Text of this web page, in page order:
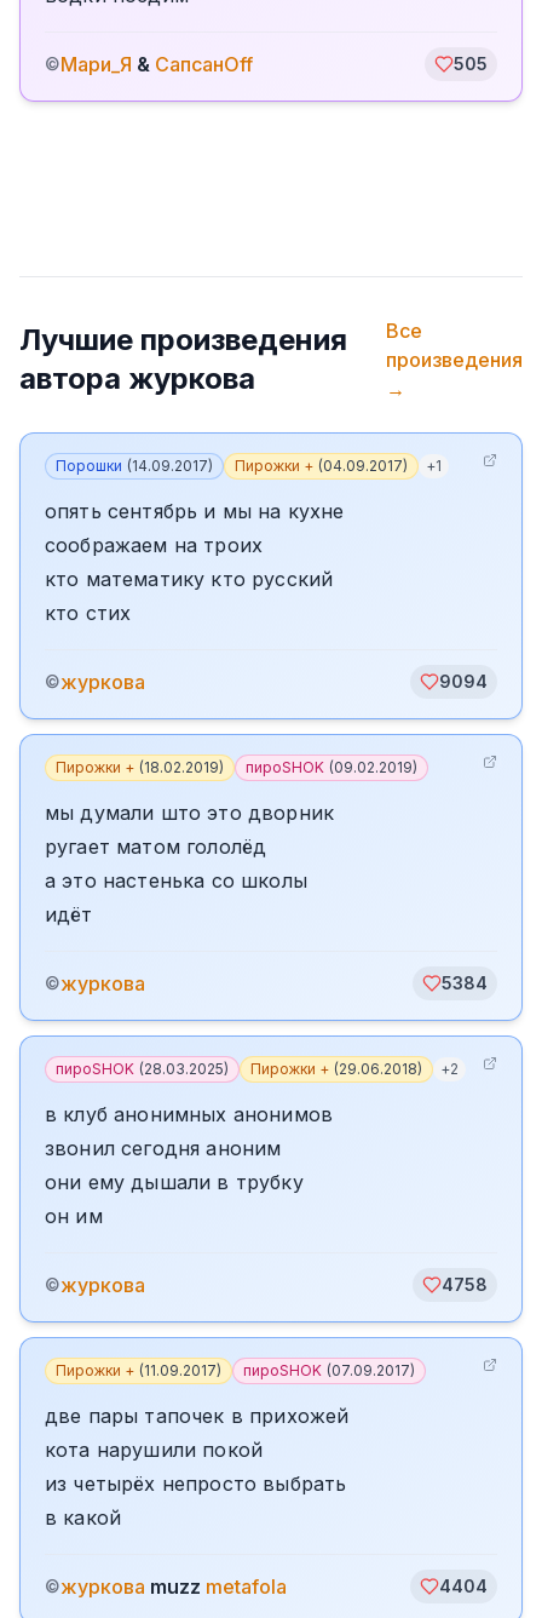
©Мари_Я & СапсанOff 505
Лучшие произведения
автора журкова
Все
произведения
→
Порошки (14.09.2017) Пирожки + (04.09.2017) +1
опять сентябрь и мы на кухне
соображаем на троих
кто математику кто русский
кто стих
©журкова 9094
Пирожки + (18.02.2019) пироSHOK (09.02.2019)
мы думали што это дворник
ругает матом гололёд
а это настенька со школы
идёт
©журкова 5384
пироSHOK (28.03.2025) Пирожки + (29.06.2018) +2
в клуб анонимных анонимов
звонил сегодня аноним
они ему дышали в трубку
он им
©журкова 4758
Пирожки + (11.09.2017) пироSHOK (07.09.2017)
две пары тапочек в прихожей
кота нарушили покой
из четырёх непросто выбрать
в какой
©журкова muzz metafola 4404